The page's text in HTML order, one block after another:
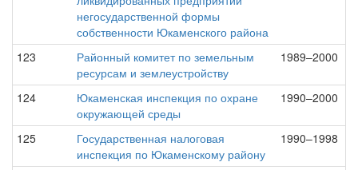
негосударственной формы
собственности Юкаменского района
123
Районный комитет по земельным
ресурсам и землеустройству
1989–2000
124
Юкаменская инспекция по охране
окружающей среды
1990–2000
125
Государственная налоговая
инспекция по Юкаменскому району
1990–1998